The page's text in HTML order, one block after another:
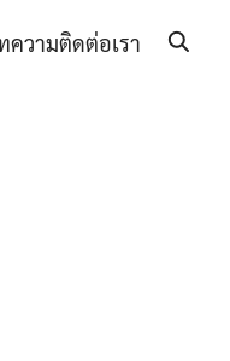
ความติดต่อเรา